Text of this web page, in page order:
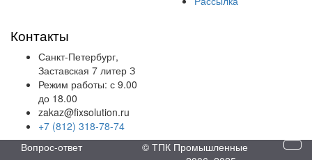
Контакты
Санкт-Петербург,
Заставская 7 литер З
Режим работы: с 9.00
до 18.00
zakaz@fixsolution.ru
+7 (812) 318-78-74
Вопрос-ответ
© ТПК Промышленные